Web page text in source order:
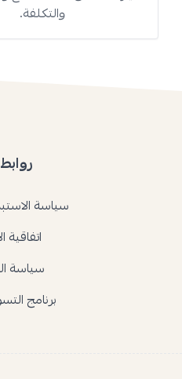
والتكلفة.
سياسة
سياسة
برنامج